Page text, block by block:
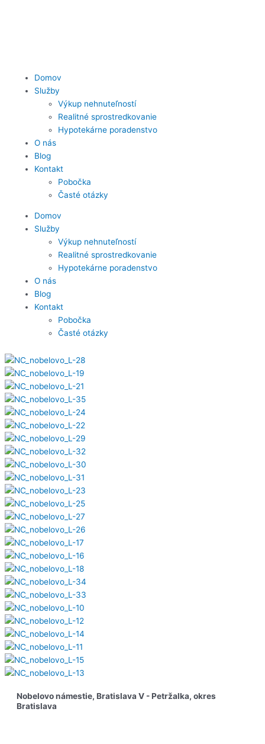
Domov
Služby
Výkup nehnuteľností
Realitné sprostredkovanie
Hypotekárne poradenstvo
O nás
Blog
Kontakt
Pobočka
Časté otázky
Domov
Služby
Výkup nehnuteľností
Realitné sprostredkovanie
Hypotekárne poradenstvo
O nás
Blog
Kontakt
Pobočka
Časté otázky
Nobelovo námestie, Bratislava V - Petržalka, okres
Bratislava